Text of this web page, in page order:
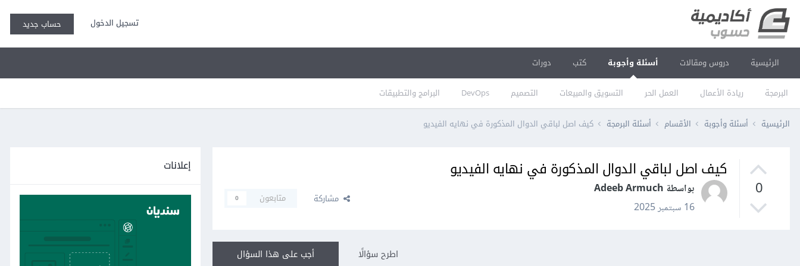
تسجيل الدخول حساب جديد
الرئيسية دروس ومقالات أسئلة وأجوبة
البرمجة ريادة الأعمال العمل الحر التسويق والمبيعات التصميم DevOps البرامج والتطبيقات
كتب دورات
الرئيسية أسئلة وأجوبة الأقسام أسئلة البرمجة كيف اصل لباقي الدوال المذكورة في نهايه الفيديو
0
كيف اصل لباقي الدوال المذكورة في نهايه الفيديو
بواسطة Adeeb Armuch
16 سبتمبر 2025
مشاركة متابعون 0
أجب على هذا السؤال اطرح سؤالًا
إعلانات